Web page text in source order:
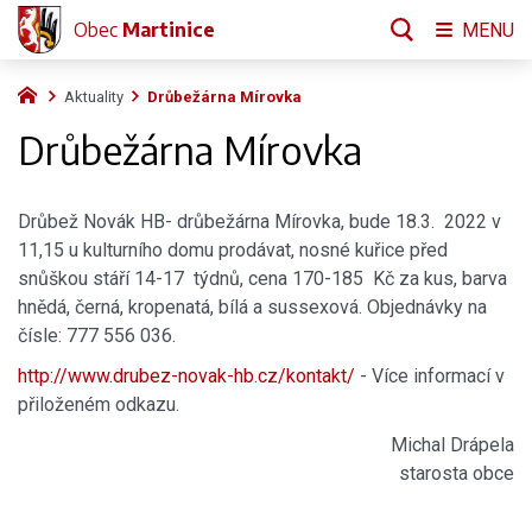
Aktuality Drůbežárna Mírovka
Drůbežárna Mírovka
Drůbež Novák HB- drůbežárna Mírovka, bude 18.3. 2022 v
11,15 u kulturního domu prodávat, nosné kuřice před
snůškou stáří 14-17 týdnů, cena 170-185 Kč za kus, barva
hnědá, černá, kropenatá, bílá a sussexová. Objednávky na
čísle: 777 556 036.
http://www.drubez-novak-hb.cz/kontakt/ - Více informací v
přiloženém odkazu.
Michal Drápela
starosta obce
Obec Martinice MENU